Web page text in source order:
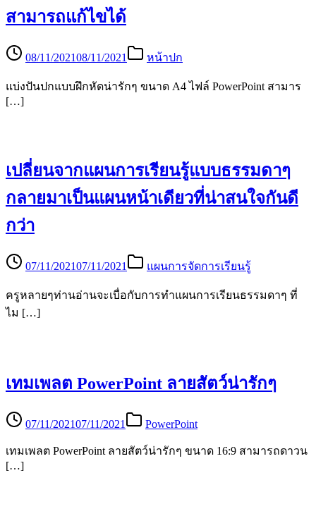
สามารถแก้ไขได้
08/11/202108/11/2021 หน้าปก
แบ่งปันปกแบบฝึกหัดน่ารักๆ ขนาด A4 ไฟล์ PowerPoint สามาร
[…]
เปลี่ยนจากแผนการเรียนรู้แบบธรรมดาๆ
กลายมาเป็นแผนหน้าเดียวที่น่าสนใจกันดี
กว่า
07/11/202107/11/2021 แผนการจัดการเรียนรู้
ครูหลายๆท่านอ่านจะเบื่อกับการทำแผนการเรียนธรรมดาๆ ที่
ไม […]
เทมเพลต PowerPoint ลายสัตว์น่ารักๆ
07/11/202107/11/2021 PowerPoint
เทมเพลต PowerPoint ลายสัตว์น่ารักๆ ขนาด 16:9 สามารถดาวน
[…]